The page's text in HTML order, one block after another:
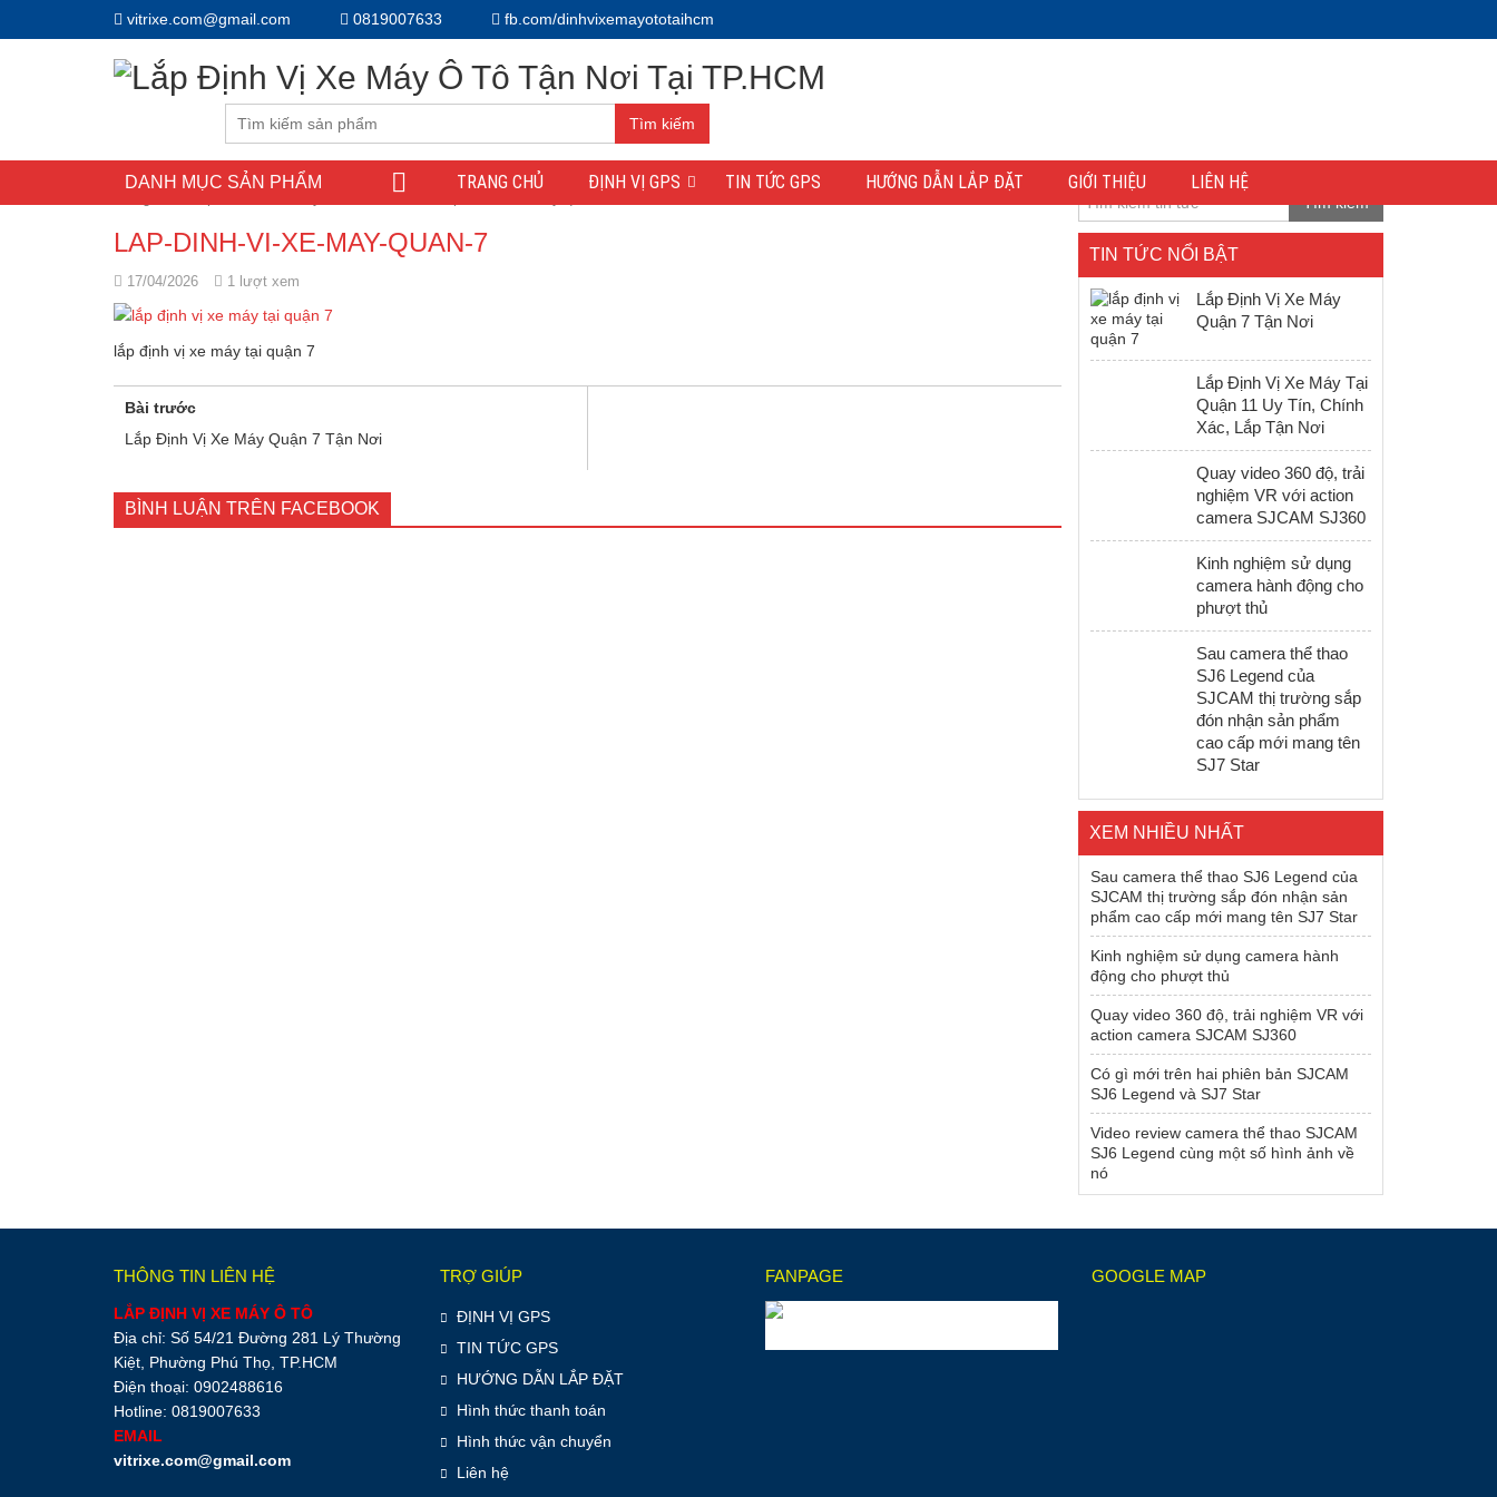
vitrixe.com@gmail.com 0819007633 fb.com/dinhvixemayototaihcm
Tìm kiếm
DANH MỤC SẢN PHẨM TRANG CHỦ ĐỊNH VỊ GPS TIN TỨC GPS HƯỚNG DẪN LẮP ĐẶT GIỚI THIỆU LIÊN HỆ
Lắp Định Vị Xe Máy Quận 7 Tận Nơi
LAP-DINH-VI-XE-MAY-QUAN-7
17/04/2026 1 lượt xem
lắp định vị xe máy tại quận 7
Bài trước
Lắp Định Vị Xe Máy Quận 7 Tận Nơi
BÌNH LUẬN TRÊN FACEBOOK
Tìm kiếm
TIN TỨC NỔI BẬT
Lắp Định Vị Xe Máy
Quận 7 Tận Nơi
Lắp Định Vị Xe Máy Tại
Quận 11 Uy Tín, Chính
Xác, Lắp Tận Nơi
Quay video 360 độ, trải
nghiệm VR với action
camera SJCAM SJ360
Kinh nghiệm sử dụng
camera hành động cho
phượt thủ
Sau camera thể thao
SJ6 Legend của
SJCAM thị trường sắp
đón nhận sản phẩm
cao cấp mới mang tên
SJ7 Star
XEM NHIỀU NHẤT
Sau camera thể thao SJ6 Legend của
SJCAM thị trường sắp đón nhận sản
phẩm cao cấp mới mang tên SJ7 Star
Kinh nghiệm sử dụng camera hành
động cho phượt thủ
Quay video 360 độ, trải nghiệm VR với
action camera SJCAM SJ360
Có gì mới trên hai phiên bản SJCAM
SJ6 Legend và SJ7 Star
Video review camera thể thao SJCAM
SJ6 Legend cùng một số hình ảnh về
nó
THÔNG TIN LIÊN HỆ
LẮP ĐỊNH VỊ XE MÁY Ô TÔ
Địa chỉ: Số 54/21 Đường 281 Lý Thường
Kiệt, Phường Phú Thọ, TP.HCM
Điện thoại: 0902488616
Hotline: 0819007633
EMAIL
vitrixe.com@gmail.com
TRỢ GIÚP
ĐỊNH VỊ GPS
TIN TỨC GPS
HƯỚNG DẪN LẮP ĐẶT
Hình thức thanh toán
Hình thức vận chuyển
Liên hệ
FANPAGE GOOGLE MAP